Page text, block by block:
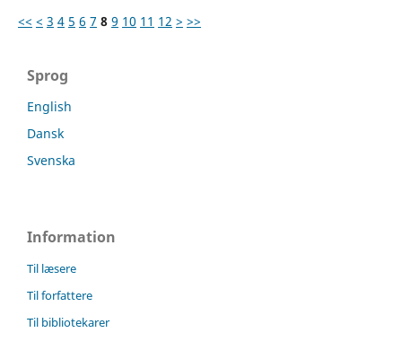
<< < 3 4 5 6 7 8 9 10 11 12 > >>
Sprog
English
Dansk
Svenska
Information
Til læsere
Til forfattere
Til bibliotekarer